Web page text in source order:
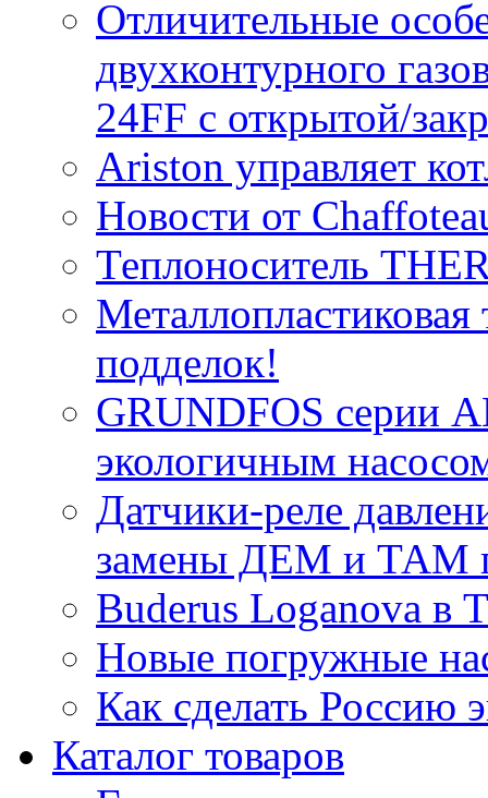
Отличительные
двухконтурного
24FF с открытой/
Ariston управляет
Новости от
Теплоноситель
Металлопластиковая
подделок!
GRUNDFOS серии
экологичным
Датчики-реле
замены ДЕМ и ТАМ
Buderus Loganova в
Новые погружные
Как сделать Россию
Каталог товаров